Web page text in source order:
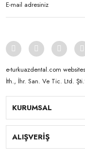
New Ace & Naperce - O2
e-turkuazdental.com
İth., İhr. San. Ve Tic. Ltd.
KURUMSAL
ALIŞVERİŞ